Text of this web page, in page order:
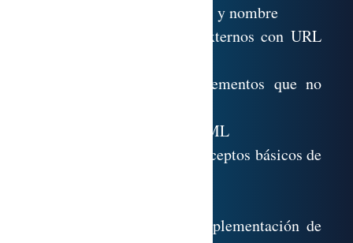
1.6. Imágenes con atributos y nombre
1.7. Enlaces internos y externos con URL
1.8. Evitar el uso de elementos que no
1.9. Insertar un Sitemap XML
Adquisición de los conceptos básicos de
2.2. Preparación de la implementación de